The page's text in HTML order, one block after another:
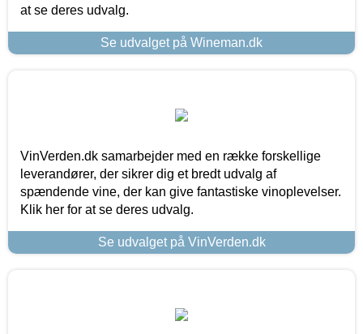
at se deres udvalg.
Se udvalget på Wineman.dk
VinVerden.dk samarbejder med en række forskellige
leverandører, der sikrer dig et bredt udvalg af
spændende vine, der kan give fantastiske vinoplevelser.
Klik her for at se deres udvalg.
Se udvalget på VinVerden.dk